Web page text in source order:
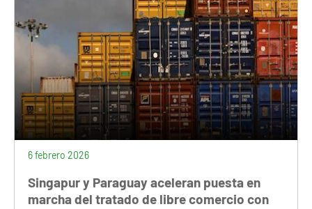
6 febrero 2026
Singapur y Paraguay aceleran puesta en
marcha del tratado de libre comercio con